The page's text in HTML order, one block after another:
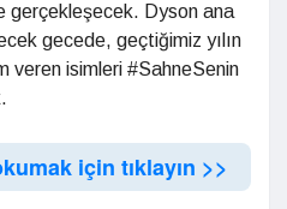
gerçekleşecek. Dyson ana
gecede, geçtiğimiz yılın
veren isimleri #SahneSenin
için tıklayın >>